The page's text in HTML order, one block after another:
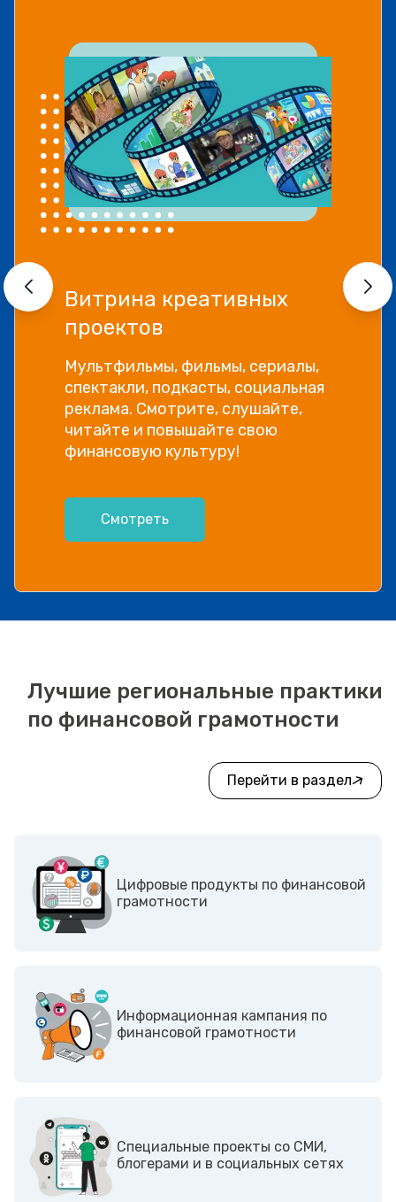
Витрина креативных
проектов
Мультфильмы, фильмы, сериалы,
спектакли, подкасты, социальная
реклама. Смотрите, слушайте,
читайте и повышайте свою
финансовую культуру!
Смотреть
Лучшие региональные практики
по финансовой грамотности
Перейти в раздел
Цифровые продукты по финансовой
грамотности
Информационная кампания по
финансовой грамотности
Cпециальные проекты со СМИ,
блогерами и в социальных сетях